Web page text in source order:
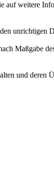
auf weitere
unrichtigen
Maßgabe
und